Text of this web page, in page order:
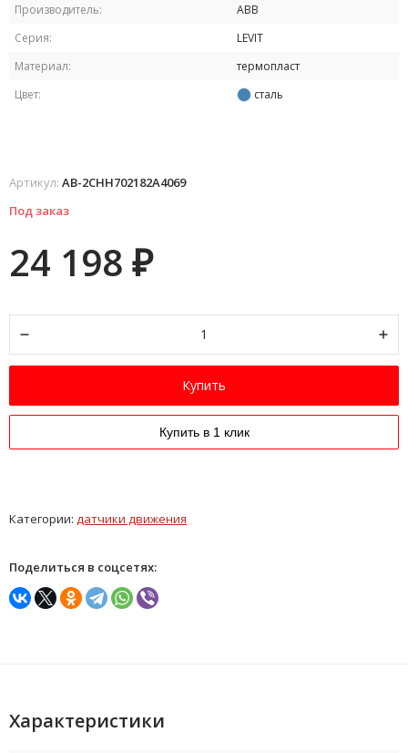
Производитель:
ABB
Серия:
LEVIT
Материал:
термопласт
Цвет:
сталь
Артикул: AB-2CHH702182A4069
Под заказ
24 198 ₽
Купить
Купить в 1 клик
Категории: датчики движения
Поделиться в соцсетях:
Характеристики